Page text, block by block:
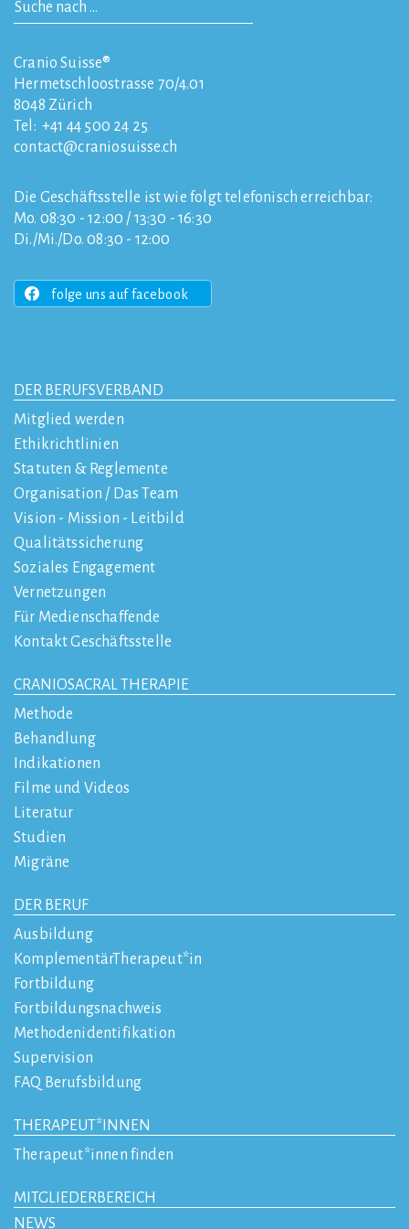
Cranio Suisse®
Hermetschloostrasse 70/4.01
8048 Zürich
Tel: +41 44 500 24 25
contact
craniosuisse.ch
Die Geschäftsstelle ist wie folgt telefonisch erreichbar:
Mo. 08:30 - 12:00 / 13:30 - 16:30
Di./Mi./Do. 08:30 - 12:00
folge uns auf facebook
DER BERUFSVERBAND
Mitglied werden
Ethikrichtlinien
Statuten & Reglemente
Organisation / Das Team
Vision - Mission - Leitbild
Qualitätssicherung
Soziales Engagement
Vernetzungen
Für Medienschaffende
Kontakt Geschäftsstelle
CRANIOSACRAL THERAPIE
Methode
Behandlung
Indikationen
Filme und Videos
Literatur
Studien
Migräne
DER BERUF
Ausbildung
KomplementärTherapeut*in
Fortbildung
Fortbildungsnachweis
Methodenidentifikation
Supervision
FAQ Berufsbildung
THERAPEUT*INNEN
Therapeut*innen finden
MITGLIEDERBEREICH
NEWS